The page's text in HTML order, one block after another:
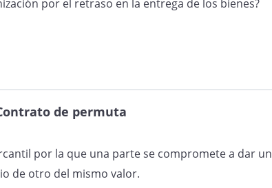
por el retraso en la entrega de los bienes?
de permuta
por la que una parte se compromete a dar un
de otro del mismo valor.